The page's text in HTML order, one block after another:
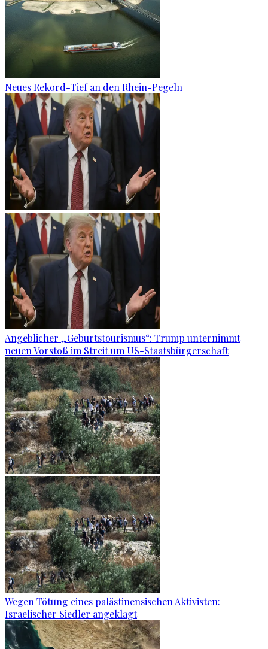
Neues Rekord-Tief an den Rhein-Pegeln
Angeblicher „Geburtstourismus“: Trump unternimmt
neuen Vorstoß im Streit um US-Staatsbürgerschaft
Wegen Tötung eines palästinensischen Aktivisten:
Israelischer Siedler angeklagt